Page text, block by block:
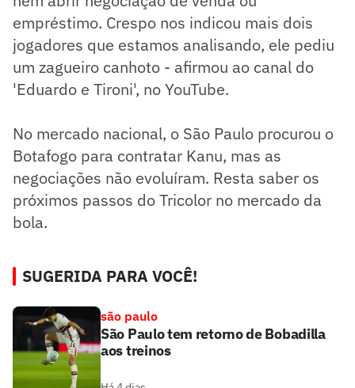
empréstimo. Crespo nos indicou mais dois
jogadores que estamos analisando, ele pediu
um zagueiro canhoto - afirmou ao canal do
'Eduardo e Tironi', no YouTube.
No mercado nacional, o São Paulo procurou o
Botafogo para contratar Kanu, mas as
negociações não evoluíram. Resta saber os
próximos passos do Tricolor no mercado da
bola.
SUGERIDA PARA VOCÊ!
são paulo
São Paulo tem retorno de Bobadilla
aos treinos